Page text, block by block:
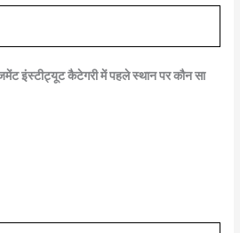
इंस्टीट्यूट कैटेगरी में पहले स्थान पर कौन सा